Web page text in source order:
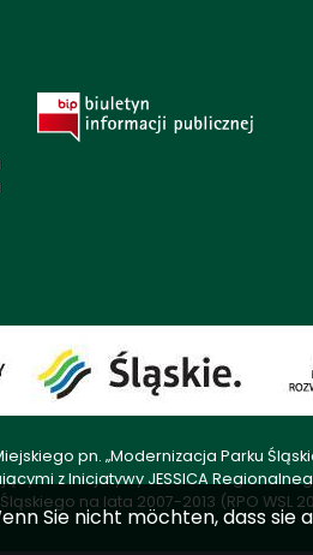
pn. „Modernizacja Parku
z Inicjatywy JESSICA
na lata 2007-2013 (RPO WSL
Sie nicht möchten, dass